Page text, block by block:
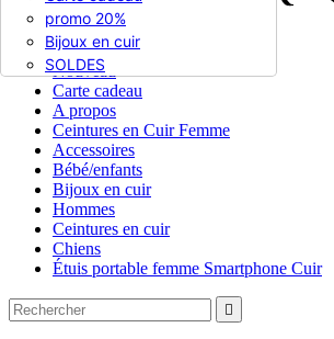
  En stock
promo 20%
Bijoux en cuir
SOLDES
Nouveau
Carte cadeau
A propos
Ceintures en Cuir Femme
Accessoires
Bébé/enfants
Bijoux en cuir
Hommes
Ceintures en cuir
Chiens
Étuis portable femme Smartphone Cuir
